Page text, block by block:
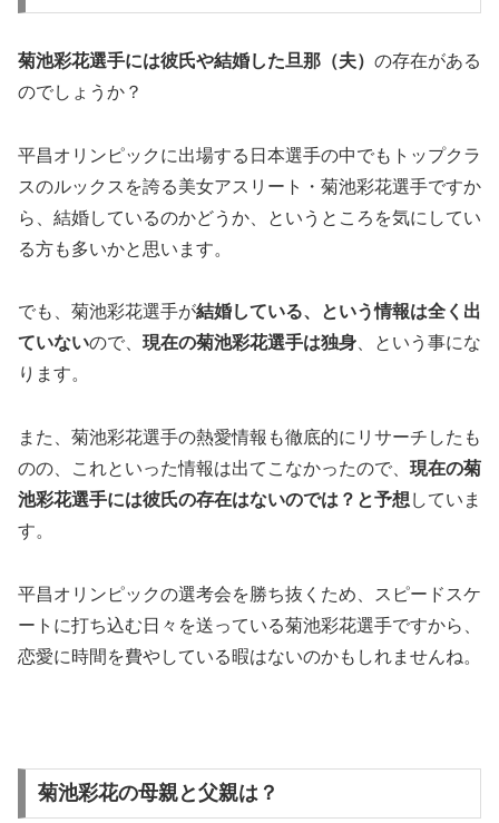
菊池彩花選手には彼氏や結婚した旦那（夫） の存在がある
のでしょうか？
平昌オリンピックに出場する日本選手の中でもトップクラ
スのルックスを誇る美女アスリート・菊池彩花選手ですか
ら、結婚しているのかどうか、というところを気にしてい
る方も多いかと思います。
でも、菊池彩花選手が結婚している、という情報は全く出
ていないので、 現在の菊池彩花選手は独身、という事にな
ります。
また、菊池彩花選手の熱愛情報も徹底的にリサーチしたも
のの、これといった情報は出てこなかったので、 現在の菊
池彩花選手には彼氏の存在はないのでは？と予想 していま
す。
平昌オリンピックの選考会を勝ち抜くため、スピードスケ
ートに打ち込む日々を送っている菊池彩花選手ですから、
恋愛に時間を費やしている暇はないのかもしれませんね。
菊池彩花の母親と父親は？